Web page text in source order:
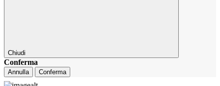
Chiudi
Conferma
Annulla Conferma